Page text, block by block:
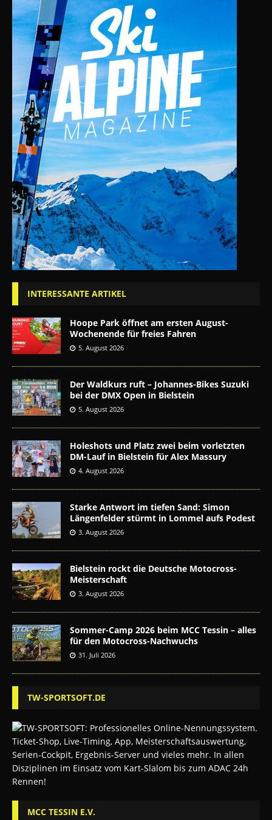
INTERESSANTE ARTIKEL
Hoope Park öffnet am ersten August-
Wochenende für freies Fahren
5. August 2026
Der Waldkurs ruft – Johannes-Bikes Suzuki
bei der DMX Open in Bielstein
5. August 2026
Holeshots und Platz zwei beim vorletzten
DM-Lauf in Bielstein für Alex Massury
4. August 2026
Starke Antwort im tiefen Sand: Simon
Längenfelder stürmt in Lommel aufs Podest
3. August 2026
Bielstein rockt die Deutsche Motocross-
Meisterschaft
3. August 2026
Sommer-Camp 2026 beim MCC Tessin – alles
für den Motocross-Nachwuchs
31. Juli 2026
TW-SPORTSOFT.DE
MCC TESSIN E.V.